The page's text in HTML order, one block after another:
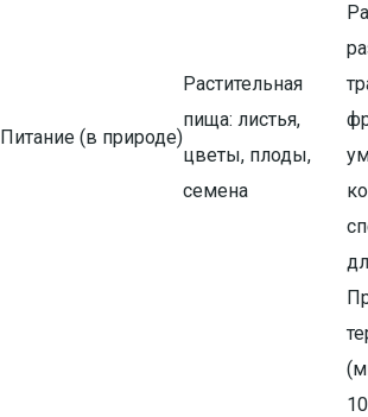
Питание (в природе)
Растительная
пища: листья,
цветы, плоды,
семена